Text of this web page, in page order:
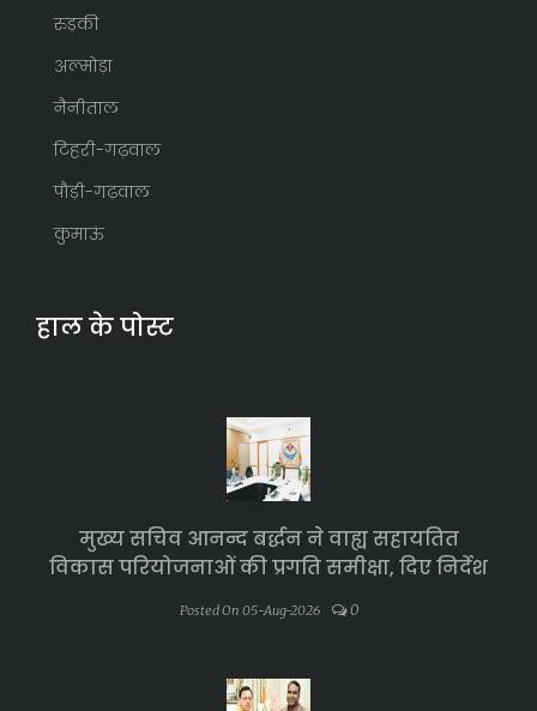
रुड़की
अल्मोड़ा
नैनीताल
टिहरी-गढ़वाल
पौड़ी-गढ़वाल
कुमाऊं
हाल के पोस्ट
मुख्य सचिव आनन्द बर्द्धन ने वाह्य सहायतित
विकास परियोजनाओं की प्रगति समीक्षा, दिए निर्देश
Posted On 05-Aug-2026 0